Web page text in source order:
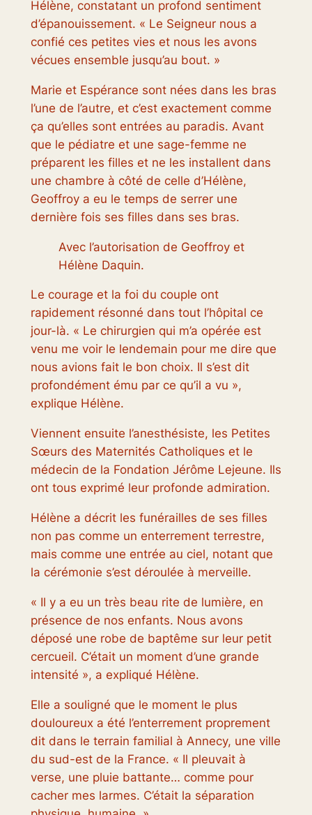
Hélène, constatant un profond sentiment
d’épanouissement. « Le Seigneur nous a
confié ces petites vies et nous les avons
vécues ensemble jusqu’au bout. »
Marie et Espérance sont nées dans les bras
l’une de l’autre, et c’est exactement comme
ça qu’elles sont entrées au paradis. Avant
que le pédiatre et une sage-femme ne
préparent les filles et ne les installent dans
une chambre à côté de celle d’Hélène,
Geoffroy a eu le temps de serrer une
dernière fois ses filles dans ses bras.
Avec l’autorisation de Geoffroy et
Hélène Daquin.
Le courage et la foi du couple ont
rapidement résonné dans tout l’hôpital ce
jour-là. « Le chirurgien qui m’a opérée est
venu me voir le lendemain pour me dire que
nous avions fait le bon choix. Il s’est dit
profondément ému par ce qu’il a vu »,
explique Hélène.
Viennent ensuite l’anesthésiste, les Petites
Sœurs des Maternités Catholiques et le
médecin de la Fondation Jérôme Lejeune. Ils
ont tous exprimé leur profonde admiration.
Hélène a décrit les funérailles de ses filles
non pas comme un enterrement terrestre,
mais comme une entrée au ciel, notant que
la cérémonie s’est déroulée à merveille.
« Il y a eu un très beau rite de lumière, en
présence de nos enfants. Nous avons
déposé une robe de baptême sur leur petit
cercueil. C’était un moment d’une grande
intensité », a expliqué Hélène.
Elle a souligné que le moment le plus
douloureux a été l’enterrement proprement
dit dans le terrain familial à Annecy, une ville
du sud-est de la France. « Il pleuvait à
verse, une pluie battante… comme pour
cacher mes larmes. C’était la séparation